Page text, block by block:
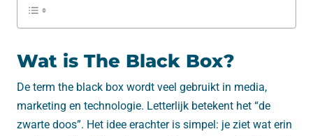
Wat is The Black Box?
De term the black box wordt veel gebruikt in media,
marketing en technologie. Letterlijk betekent het “de
zwarte doos”. Het idee erachter is simpel: je ziet wat erin